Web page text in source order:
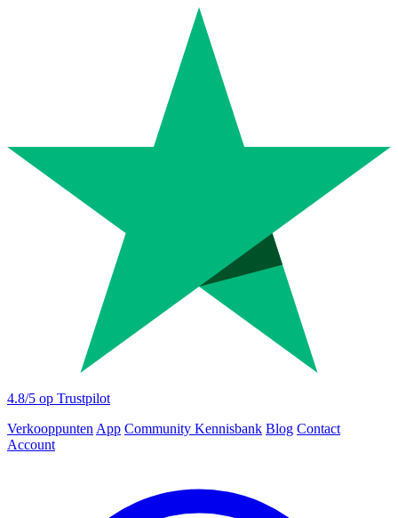
4.8/5 op Trustpilot
Verkooppunten App Community Kennisbank Blog Contact
Account